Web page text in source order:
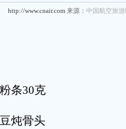
http://www.cnair.com 来源： 中国航空旅
条30克
炖骨头